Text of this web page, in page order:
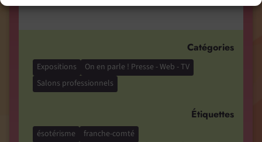
Catégories
Expositions
On en parle ! Presse - Web - TV
Salons professionnels
Étiquettes
ésotérisme
franche-comté